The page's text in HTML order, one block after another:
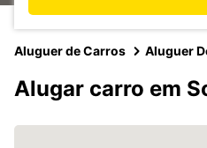
Aluguer de Carros Aluguer
Alugar carro em